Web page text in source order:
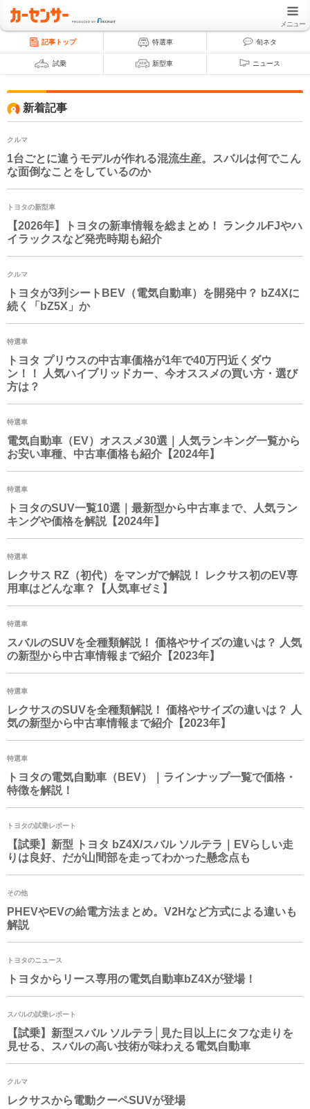
メニュー
記事トップ 特選車 旬ネタ
試乗 新型車 ニュース
新着記事
クルマ
1台ごとに違うモデルが作れる混流生産。スバルは何でこん
な面倒なことをしているのか
トヨタの新型車
【2026年】トヨタの新車情報を総まとめ！ ランクルFJやハ
イラックスなど発売時期も紹介
クルマ
トヨタが3列シートBEV（電気自動車）を開発中？ bZ4Xに
続く「bZ5X」か
特選車
トヨタ プリウスの中古車価格が1年で40万円近くダウ
ン！！ 人気ハイブリッドカー、今オススメの買い方・選び
方は？
特選車
電気自動車（EV）オススメ30選｜人気ランキング一覧から
お安い車種、中古車価格も紹介【2024年】
特選車
トヨタのSUV一覧10選｜最新型から中古車まで、人気ラン
キングや価格を解説【2024年】
特選車
レクサス RZ（初代）をマンガで解説！ レクサス初のEV専
用車はどんな車？【人気車ゼミ】
特選車
スバルのSUVを全種類解説！ 価格やサイズの違いは？ 人気
の新型から中古車情報まで紹介【2023年】
特選車
レクサスのSUVを全種類解説！ 価格やサイズの違いは？ 人
気の新型から中古車情報まで紹介【2023年】
特選車
トヨタの電気自動車（BEV）｜ラインナップ一覧で価格・
特徴を解説！
トヨタの試乗レポート
【試乗】新型 トヨタ bZ4X/スバル ソルテラ｜EVらしい走
りは良好、だが山間部を走ってわかった懸念点も
その他
PHEVやEVの給電方法まとめ。V2Hなど方式による違いも
解説
トヨタのニュース
トヨタからリース専用の電気自動車bZ4Xが登場！
スバルの試乗レポート
【試乗】新型スバル ソルテラ│見た目以上にタフな走りを
見せる、スバルの高い技術が味わえる電気自動車
クルマ
レクサスから電動クーペSUVが登場